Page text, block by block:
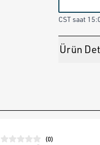
CST saat
Ürün
(0)